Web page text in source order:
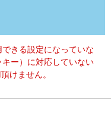
きる設定になっていな
ー）に対応していない
けません。